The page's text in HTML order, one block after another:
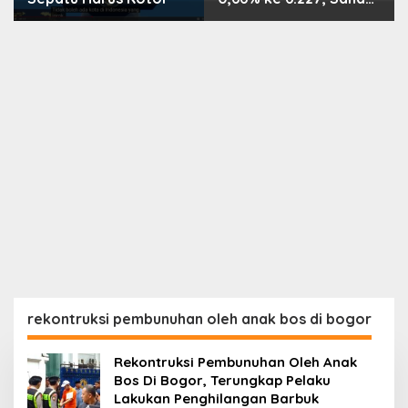
rekontruksi pembunuhan oleh anak bos di bogor
Rekontruksi Pembunuhan Oleh Anak
Bos Di Bogor, Terungkap Pelaku
Lakukan Penghilangan Barbuk